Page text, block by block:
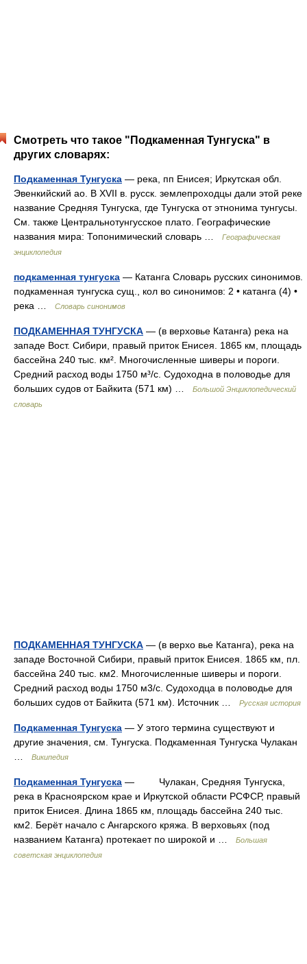
Смотреть что такое "Подкаменная Тунгуска" в
других словарях:
Подкаменная Тунгуска — река, пп Енисея; Иркутская обл.
Эвенкийский ао. В XVII в. русск. землепроходцы дали этой реке
название Средняя Тунгуска, где Тунгуска от этнонима тунгусы.
См. также Центральнотунгусское плато. Географические
названия мира: Топонимический словарь …
Географическая
энциклопедия
подкаменная тунгуска — Катанга Словарь русских синонимов.
подкаменная тунгуска сущ., кол во синонимов: 2 • катанга (4) •
река …
Словарь синонимов
ПОДКАМЕННАЯ ТУНГУСКА — (в верховье Катанга) река на
западе Вост. Сибири, правый приток Енисея. 1865 км, площадь
бассейна 240 тыс. км². Многочисленные шиверы и пороги.
Средний расход воды 1750 м³/с. Судоходна в половодье для
больших судов от Байкита (571 км) …
Большой Энциклопедический
словарь
ПОДКАМЕННАЯ ТУНГУСКА — (в верхо вье Катанга), река на
западе Восточной Сибири, правый приток Енисея. 1865 км, пл.
бассейна 240 тыс. км2. Многочисленные шиверы и пороги.
Средний расход воды 1750 м3/с. Судоходца в половодье для
больших судов от Байкита (571 км). Источник …
Русская история
Подкаменная Тунгуска — У этого термина существуют и
другие значения, см. Тунгуска. Подкаменная Тунгуска Чулакан
…
Википедия
Подкаменная Тунгуска — Чулакан, Средняя Тунгуска,
река в Красноярском крае и Иркутской области РСФСР, правый
приток Енисея. Длина 1865 км, площадь бассейна 240 тыс.
км2. Берёт начало с Ангарского кряжа. В верховьях (под
названием Катанга) протекает по широкой и …
Большая
советская энциклопедия